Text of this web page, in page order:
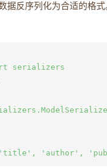
据反序列化为合适的格式
serializers